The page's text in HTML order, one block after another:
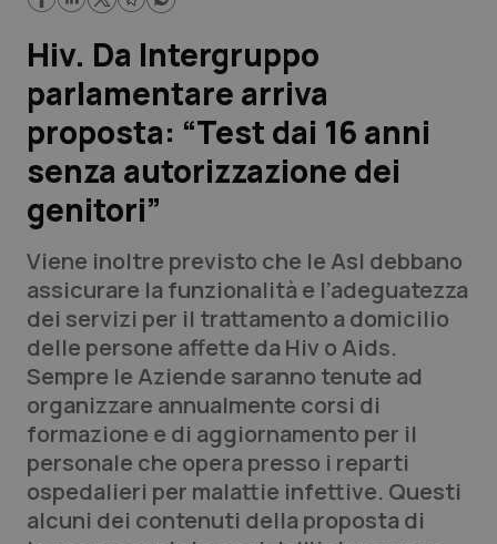
Lavoro e Professioni
Scienza e Farmaci
Studi e Analisi
Lettere al direttore
Edizioni Regionali
QS Pro
Professionisti Sanitari.AI
Abruzzo
Basilicata
QS Pro Gold
Artrite & artrosi
QS Club Newsletter
Hiv. Da Intergruppo
parlamentare arriva
proposta: “Test dai 16 anni
senza autorizzazione dei
genitori”
Viene inoltre previsto che le Asl debbano
assicurare la funzionalità e l’adeguatezza
dei servizi per il trattamento a domicilio
delle persone affette da Hiv o Aids.
Sempre le Aziende saranno tenute ad
organizzare annualmente corsi di
formazione e di aggiornamento per il
personale che opera presso i reparti
ospedalieri per malattie infettive. Questi
alcuni dei contenuti della proposta di